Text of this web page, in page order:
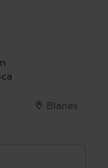
Blanes